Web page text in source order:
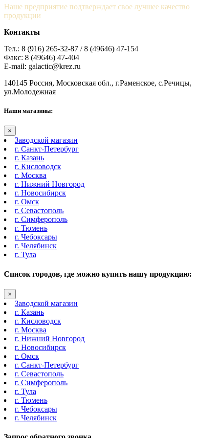
Наше предприятие подтверждает свое лучшее качество
продукции
Контакты
Тел.: 8 (916) 265-32-87 / 8 (49646) 47-154
Факс: 8 (49646) 47-404
E-mail: galactic@krez.ru
140145 Россия, Московская обл., г.Раменское, с.Речицы,
ул.Молодежная
Наши магазины:
×
Заводской магазин
г. Санкт-Петербург
г. Казань
г. Кисловодск
г. Москва
г. Нижний Новгород
г. Новосибирск
г. Омск
г. Севастополь
г. Симферополь
г. Тюмень
г. Чебоксары
г. Челябинск
г. Тула
Список городов, где можно купить нашу продукцию:
×
Заводской магазин
г. Казань
г. Кисловодск
г. Москва
г. Нижний Новгород
г. Новосибирск
г. Омск
г. Санкт-Петербург
г. Севастополь
г. Симферополь
г. Тула
г. Тюмень
г. Чебоксары
г. Челябинск